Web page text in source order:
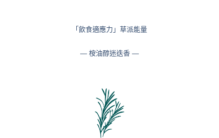
「飲食適應力」草派能量
— 桉油醇迷迭香 —